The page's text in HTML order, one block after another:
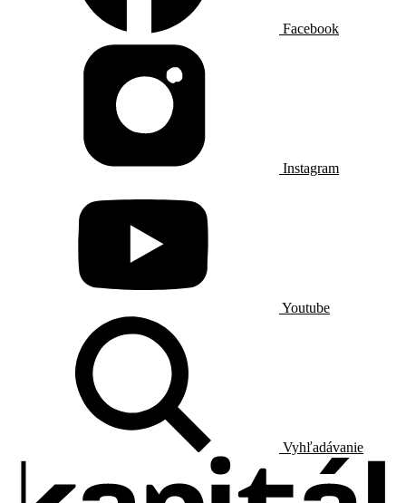
Facebook
Instagram
Youtube
Vyhľadávanie